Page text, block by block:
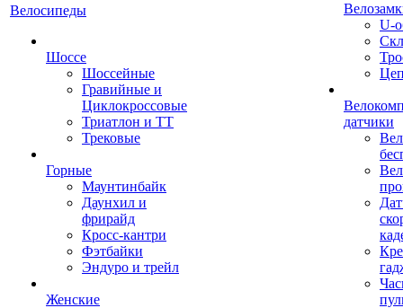
Велосипеды
Шоссе
Шоссейные
Гравийные и
Циклокроссовые
Триатлон и ТТ
Трековые
Горные
Маунтинбайк
Даунхил и
фрирайд
Кросс-кантри
Фэтбайки
Эндуро и трейл
Женские
U-
датчики